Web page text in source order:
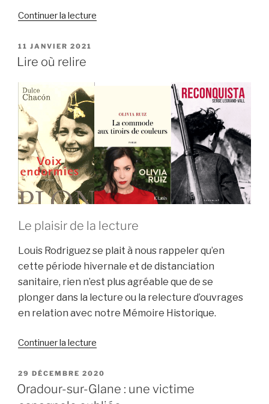
Continuer la lecture
L’ANDALOUSIE »
PUBLIÉ
LE
11 JANVIER 2021
Lire où relire
Le plaisir de la lecture
Louis Rodriguez se plait à nous rappeler qu’en
cette période hivernale et de distanciation
sanitaire, rien n’est plus agréable que de se
plonger dans la lecture ou la relecture d’ouvrages
en relation avec notre Mémoire Historique.
Continuer la lecture
où
relire »
PUBLIÉ
LE
29 DÉCEMBRE 2020
Oradour-sur-Glane : une victime